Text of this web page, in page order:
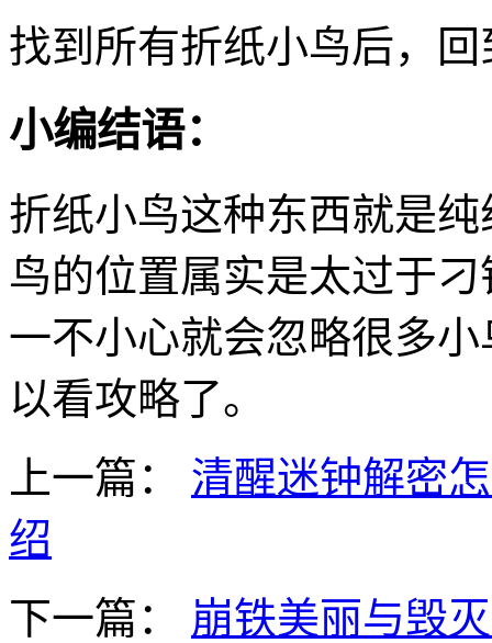
找到所有折纸小鸟后，
小编结语：
折纸小鸟这种东西就是
鸟的位置属实是太过于
一不小心就会忽略很多
以看攻略了。
上一篇：
清醒迷钟解密
绍
下一篇：
崩铁美丽与毁